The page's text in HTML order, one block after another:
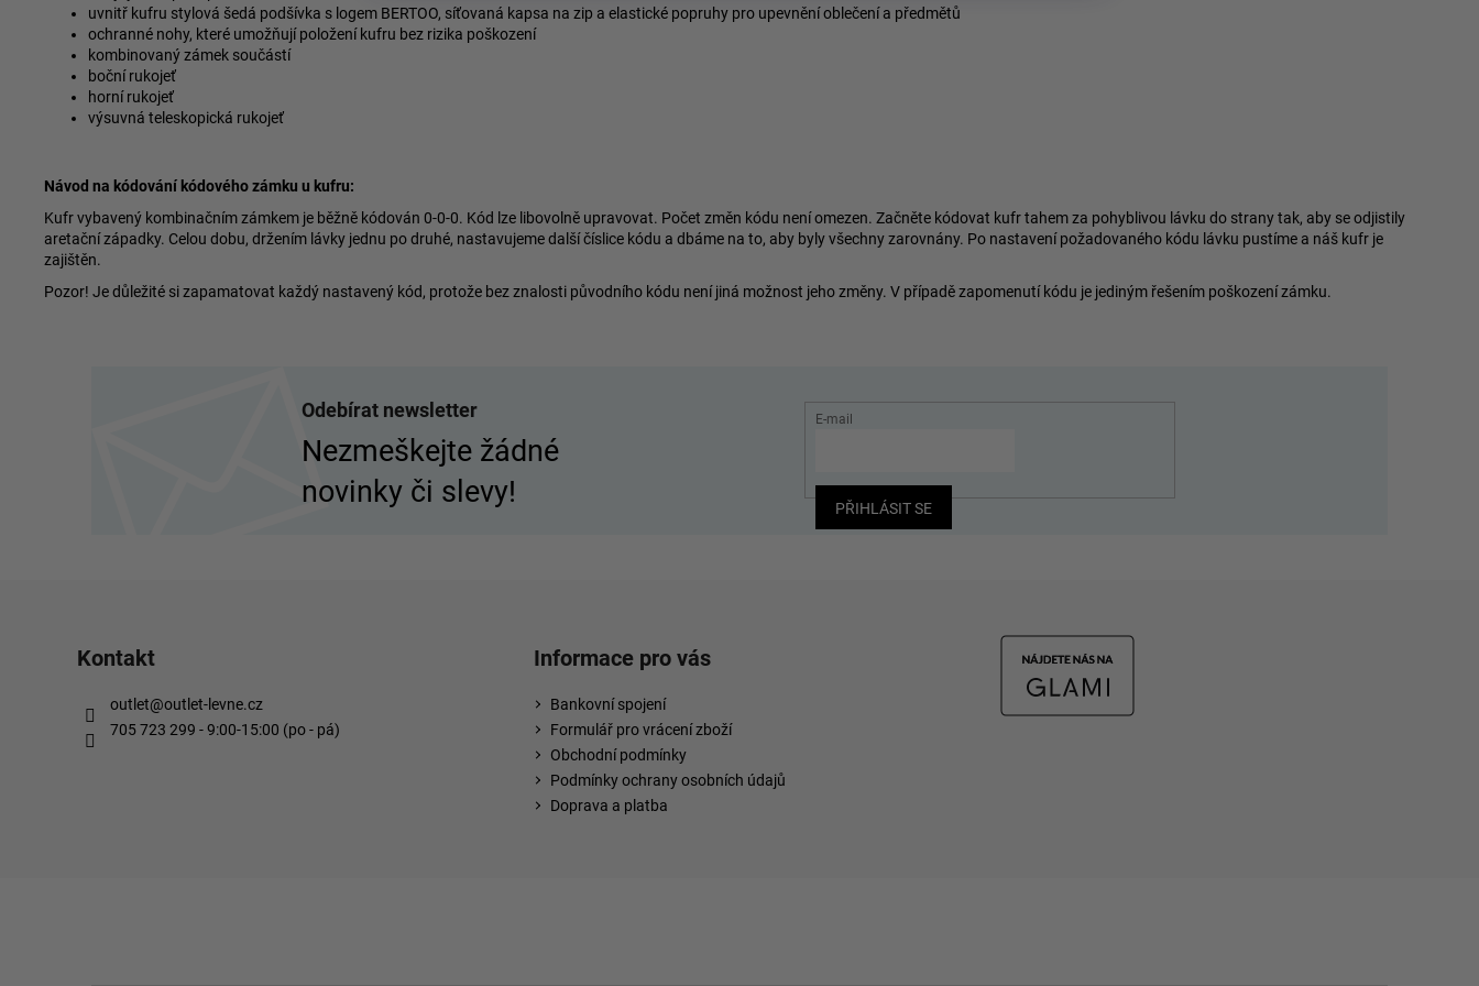
uvnitř kufru stylová šedá podšívka s logem BERTOO, síťovaná kapsa na zip a elastické popruhy pro upevnění oblečení a předmětů
ochranné nohy, které umožňují položení kufru bez rizika poškození
kombinovaný zámek součástí
boční rukojeť
horní rukojeť
výsuvná teleskopická rukojeť
Návod na kódování kódového zámku u kufru:
Kufr vybavený kombinačním zámkem je běžně kódován 0-0-0. Kód lze libovolně upravovat. Počet změn kódu není omezen. Začněte kódovat kufr tahem za pohyblivou lávku do strany tak, aby se odjistily
aretační západky. Celou dobu, držením lávky jednu po druhé, nastavujeme další číslice kódu a dbáme na to, aby byly všechny zarovnány. Po nastavení požadovaného kódu lávku pustíme a náš kufr je
zajištěn.
Pozor! Je důležité si zapamatovat každý nastavený kód, protože bez znalosti původního kódu není jiná možnost jeho změny. V případě zapomenutí kódu je jediným řešením poškození zámku.
Odebírat newsletter
Nezmeškejte žádné
novinky či slevy!
E-mail
PŘIHLÁSIT SE
Kontakt
outlet@outlet-levne.cz
705 723 299 - 9:00-15:00 (po - pá)
Informace pro vás
Bankovní spojení
Formulář pro vrácení zboží
Obchodní podmínky
Podmínky ochrany osobních údajů
Doprava a platba